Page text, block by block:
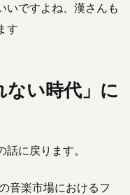
いですよね、漢さんも
す
ない時代」に
に戻ります。
音楽市場におけるフ